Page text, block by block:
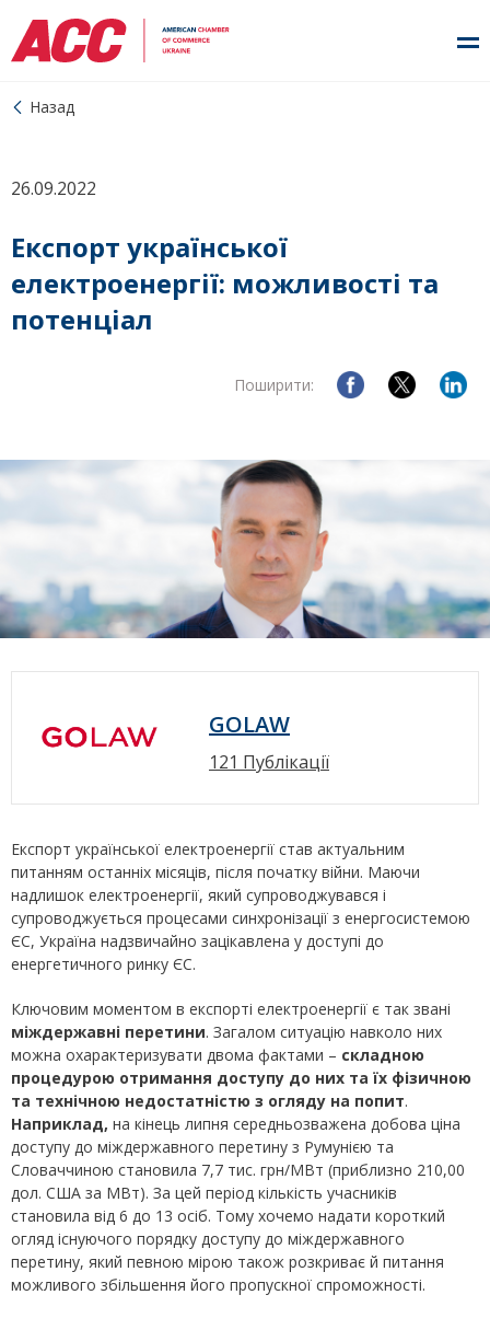
Назад
26.09.2022
Експорт української
електроенергії: можливості та
потенціал
Поширити:
GOLAW
121 Публікації
Експорт української електроенергії став актуальним
питанням останніх місяців, після початку війни. Маючи
надлишок електроенергії, який супроводжувався і
супроводжується процесами синхронізації з енергосистемою
ЄС, Україна надзвичайно зацікавлена ​​у доступі до
енергетичного ринку ЄС.
Ключовим моментом в експорті електроенергії є так звані
міждержавні перетини. Загалом ситуацію навколо них
можна охарактеризувати двома фактами – складною
процедурою отримання доступу до них та їх фізичною
та технічною недостатністю з огляду на попит.
Наприклад, на кінець липня середньозважена добова ціна
доступу до міждержавного перетину з Румунією та
Словаччиною становила 7,7 тис. грн/МВт (приблизно 210,00
дол. США за МВт). За цей період кількість учасників
становила від 6 до 13 осіб. Тому хочемо надати короткий
огляд існуючого порядку доступу до міждержавного
перетину, який певною мірою також розкриває й питання
можливого збільшення його пропускної спроможності.